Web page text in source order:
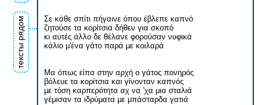
тексты рядом
Σε κάθε σπίτι πήγαινε όπου έβλεπε καπνό
ζητούσε τα κορίτσια δήθεν για σκοπό
κι αυτές άλλο δε θέλανε φορούσαν νυφικά
κάλιο μ'ένα γάτο παρά με κοιλαρά
Μα όπως είπα στην αρχή ο γάτος πονηρός
βόλευε τα κορίτσια και γίνονταν καπνός
με τόση καρπερότητα αχ να 'χα μια σταλιά
γέμισαν τα ιδρύματα με μπάσταρδα γατιά